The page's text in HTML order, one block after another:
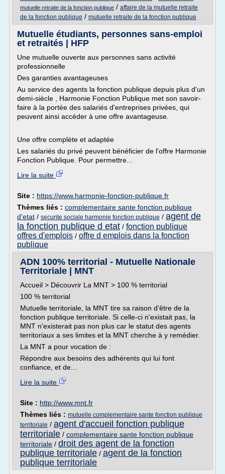
mutuelle retraite de la fonction publique / affaire de la mutuelle retraite
de la fonction publique / mutuelle retraite de la fonction publique
Mutuelle étudiants, personnes sans-emploi
et retraités | HFP
Une mutuelle ouverte aux personnes sans activité
professionnelle
Des garanties avantageuses
Au service des agents la fonction publique depuis plus d'un
demi-siècle , Harmonie Fonction Publique met son savoir-
faire à la portée des salariés d'entreprises privées, qui
peuvent ainsi accéder à une offre avantageuse.
Une offre complète et adaptée
Les salariés du privé peuvent bénéficier de l'offre Harmonie
Fonction Publique. Pour permettre...
Lire la suite
Site : https://www.harmonie-fonction-publique.fr
Thèmes liés : complementaire sante fonction publique
d'etat / securite sociale harmonie fonction publique / agent de
la fonction publique d etat / fonction publique
offres d'emplois / offre d emplois dans la fonction
publique
ADN 100% territorial - Mutuelle Nationale
Territoriale | MNT
Accueil > Découvrir La MNT > 100 % territorial
100 % territorial
Mutuelle territoriale, la MNT tire sa raison d'être de la
fonction publique territoriale. Si celle-ci n'existait pas, la
MNT n'existerait pas non plus car le statut des agents
territoriaux a ses limites et la MNT cherche à y remédier.
La MNT a pour vocation de :
Répondre aux besoins des adhérents qui lui font
confiance, et de...
Lire la suite
Site : http://www.mnt.fr
Thèmes liés : mutuelle complementaire sante fonction publique
territoriale / agent d'accueil fonction publique
territoriale / complementaire sante fonction publique
territoriale / droit des agent de la fonction
publique territoriale / agent de la fonction
publique territoriale